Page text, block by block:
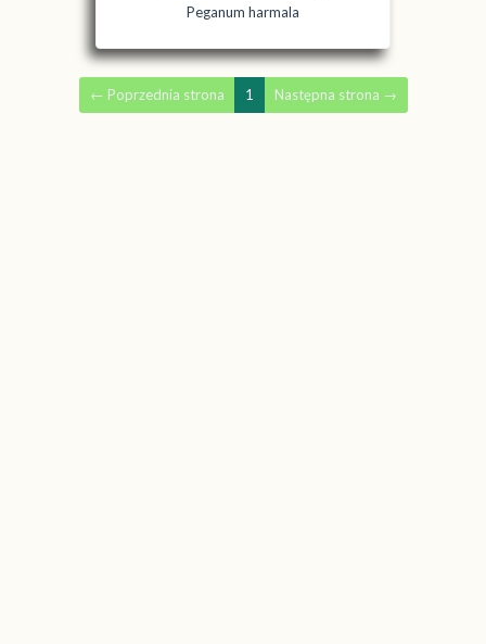
Peganum harmala
← Poprzednia strona 1 Następna strona →